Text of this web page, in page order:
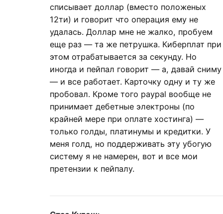
списывает доллар (вместо положеных
12ти) и говорит что операция ему не
удалась. Доллар мне не жалко, пробуем
еще раз — та же петрушка. Киберплат при
этом отрабатывается за секунду. Но
иногда и пейпал говорит — а, давай сниму
— и все работает. Карточку одну и ту же
пробовал. Кроме того paypal вообще не
принимает дебетные электроны (по
крайней мере при оплате хостинга) —
только голды, платинумы и кредитки. У
меня голд, но поддерживать эту убогую
систему я не намерен, вот и все мои
претензии к пейпалу.